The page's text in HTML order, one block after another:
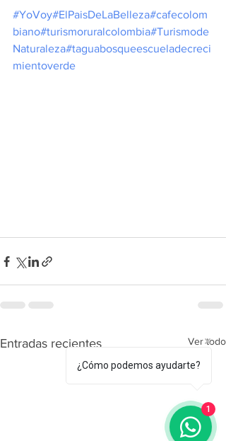
#YoVoy#ElPaisDeLaBelleza#cafecolom
biano#turismoruralcolombia#Turismode
Naturaleza#taguabosqueescueladecreci
mientoverde
Entradas recientes Ver todo
¿Cómo podemos ayudarte?
1